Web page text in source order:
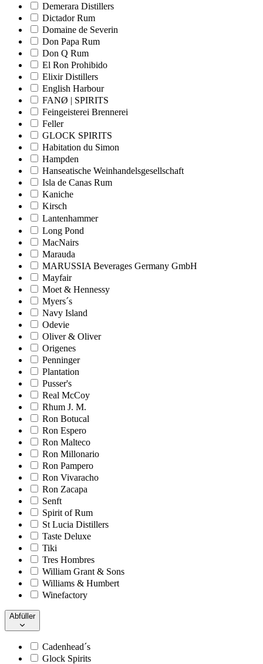
Demerara Distillers
Dictador Rum
Domaine de Severin
Don Papa Rum
Don Q Rum
El Ron Prohibido
Elixir Distillers
English Harbour
FANØ | SPIRITS
Feingeisterei Brennerei
Feller
GLOCK SPIRITS
Habitation du Simon
Hampden
Hanseatische Weinhandelsgesellschaft
Isla de Canas Rum
Kaniche
Kirsch
Lantenhammer
Long Pond
MacNairs
Marauda
MARUSSIA Beverages Germany GmbH
Mayfair
Moet & Hennessy
Myers´s
Navy Island
Odevie
Oliver & Oliver
Origenes
Penninger
Plantation
Pusser's
Real McCoy
Rhum J. M.
Ron Botucal
Ron Espero
Ron Malteco
Ron Millonario
Ron Pampero
Ron Vivaracho
Ron Zacapa
Senft
Spirit of Rum
St Lucia Distillers
Taste Deluxe
Tiki
Tres Hombres
William Grant & Sons
Williams & Humbert
Winefactory
Abfüller
Cadenhead´s
Glock Spirits